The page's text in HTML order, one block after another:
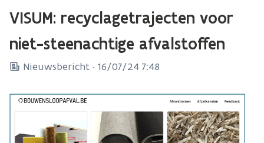
VISUM: recyclagetrajecten voor
niet-steenachtige afvalstoffen
Nieuwsbericht · 16/07/24 7:48